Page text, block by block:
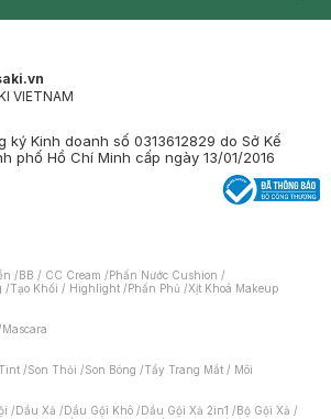
VIETNAM
ký Kinh doanh số 0313612829 do Sở Kế
phố Hồ Chí Minh cấp ngày 13/01/2016
/BB / CC Cream /Phấn Nước Cushion /
/Tạo Khối / Highlight /Phấn Phủ /Xịt Khoá Makeup
/Mascara
/Son Thỏi /Son Bóng /Tẩy Trang Mắt / Môi
/Dầu Xả /Dầu Gội Khô /Dầu Gội Xả 2in1 /Bộ Gội Xả /